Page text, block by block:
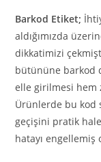
Barkod Etiket;
aldığımızda
dikkatimizi
bütününe barkod
elle girilmesi hem
Ürünlerde bu kod
geçişini pratik
hatayı engellemiş